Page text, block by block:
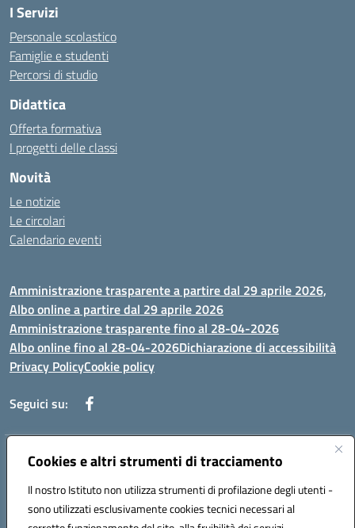
Cookies e altri strumenti di tracciamento
Il nostro Istituto non utilizza strumenti di profilazione degli utenti -
sono utilizzati esclusivamente cookies tecnici necessari al
I Servizi
Personale scolastico
Famiglie e studenti
Percorsi di studio
Didattica
Offerta formativa
I progetti delle classi
Novità
Le notizie
Le circolari
Calendario eventi
Amministrazione trasparente a partire dal 29 aprile 2026,
Albo online a partire dal 29 aprile 2026
Amministrazione trasparente fino al 28-04-2026
Albo online fino al 28-04-2026Dichiarazione di accessibilità
Privacy PolicyCookie policy
Seguici su:
Indirizzo:Via Selicato, 1 71122 FOGGIA (FG)
Posta elettronica certificata (PEC):fgee01200c@pec.istruzione.it
Codice fiscale: 80005820719